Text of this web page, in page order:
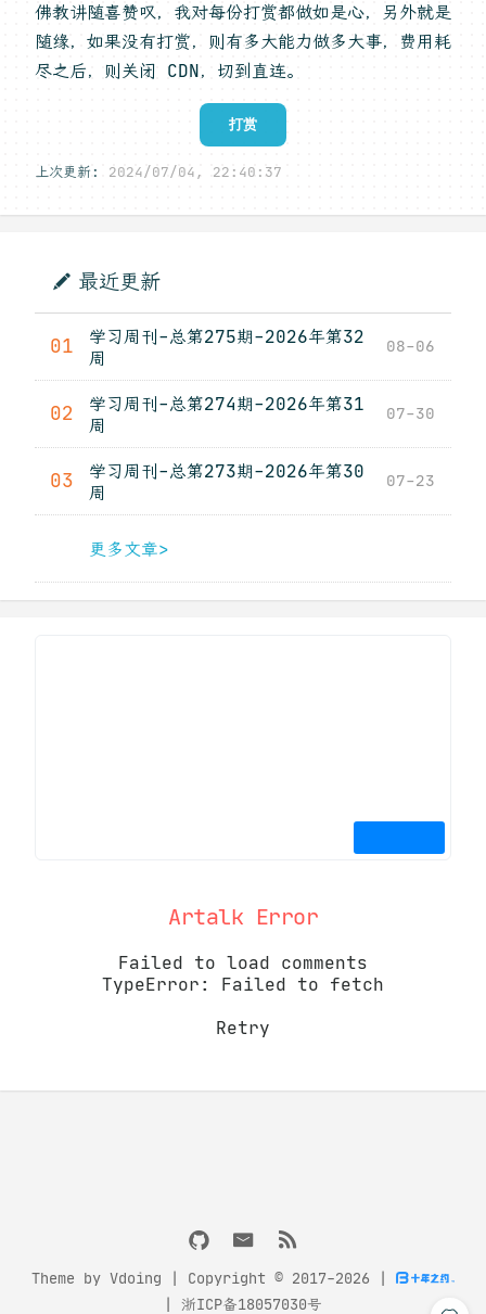
佛教讲随喜赞叹，我对每份打赏都做如是心，另外就是
随缘，如果没有打赏，则有多大能力做多大事，费用耗
尽之后，则关闭 CDN，切到直连。
打赏
上次更新: 2024/07/04, 22:40:37
最近更新
01
学习周刊-总第275期-2026年第32
周
08-06
02
学习周刊-总第274期-2026年第31
周
07-30
03
学习周刊-总第273期-2026年第30
周
07-23
更多文章>
Artalk Error
Failed to load comments
TypeError: Failed to fetch
Retry
Theme by Vdoing | Copyright © 2017-2026
浙ICP备18057030号